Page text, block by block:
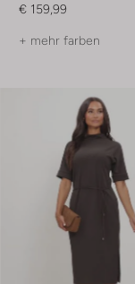
€ 159,99
+ mehr farben